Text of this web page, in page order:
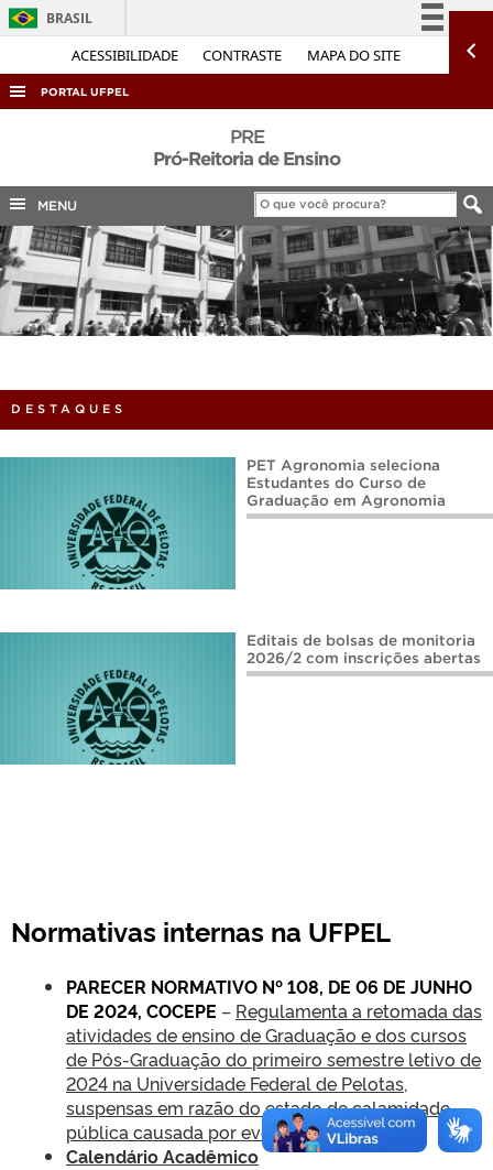
ACESSIBILIDADE CONTRASTE MAPA DO SITE
BRASIL
Simplifique!
Acesso à informação
Legislação
Canais
PORTAL UFPEL
COBALTO
CONCURSOS
EDITAIS
INTERNACIONAL
PORTARIAS
TELEFONES
PRE
Pró-Reitoria de Ensino
MENU
DESTAQUES
PET Agronomia seleciona
Estudantes do Curso de
Graduação em Agronomia
Editais de bolsas de monitoria
2026/2 com inscrições abertas
Normativas internas na UFPEL
PARECER NORMATIVO Nº 108, DE 06 DE JUNHO
DE 2024, COCEPE – Regulamenta a retomada das
atividades de ensino de Graduação e dos cursos
de Pós-Graduação do primeiro semestre letivo de
2024 na Universidade Federal de Pelotas,
suspensas em razão do estado de calamidade
pública causada por eventos climáticos.
Calendário Acadêmico